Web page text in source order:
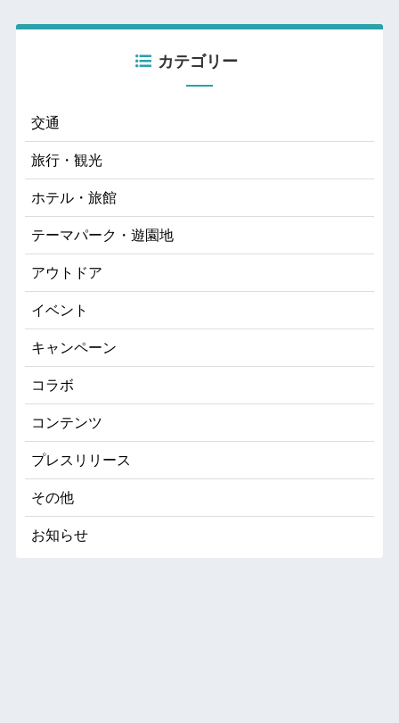
カテゴリー
交通
旅行・観光
ホテル・旅館
テーマパーク・遊園地
アウトドア
イベント
キャンペーン
コラボ
コンテンツ
プレスリリース
その他
お知らせ